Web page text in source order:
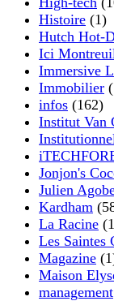
Histoire (1)
Hutch Hot-
Ici
Immersive
Immobilier
infos (162)
Institut Van
Jonjon's
Julien
Kardham
La Racine
Les Saintes
Magazine
Maison
management